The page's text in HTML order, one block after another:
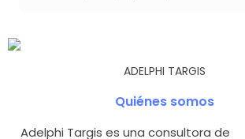
ADELPHI TARGIS
Quiénes somos
Adelphi Targis es una consultora de